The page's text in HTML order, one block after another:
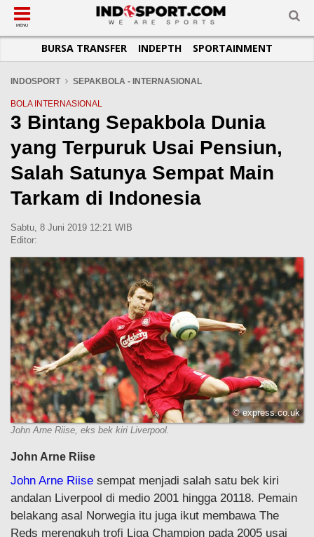
SUB-MENU
SEPAKBOLA
LIGA INGGRIS
LIGA ITALIA
LIGA SPANYOL
LIGA CHAMPIONS
LIGA PRANCIS
LIGA EUROPA
SUB-MENU
SPORTAINMENT
SUB-MENU
OTOMOTIF
OTOMANIA
SUB-MENU
BASKET
FUTSAL
OLIMPIK
E-SPORT
SUB-MENU
JADWAL
SUB-MENU
TOPIK HARI INI
INFOGRAFIS
GALERI FOTO
TEMPAT OLAHRAGA
PASUKAN SEHAT
MENU
BURSA TRANSFER INDEPTH SPORTAINMENT
INDOSPORT SEPAKBOLA - INTERNASIONAL
BOLA INTERNASIONAL
3 Bintang Sepakbola Dunia
yang Terpuruk Usai Pensiun,
Salah Satunya Sempat Main
Tarkam di Indonesia
Sabtu, 8 Juni 2019 12:21 WIB
Editor:
© express.co.uk
John Arne Riise, eks bek kiri Liverpool.
John Arne Riise
John Arne Riise sempat menjadi salah satu bek kiri
andalan Liverpool di medio 2001 hingga 20118. Pemain
belakang asal Norwegia itu juga ikut membawa The
Reds merengkuh trofi Liga Champion pada 2005 usai